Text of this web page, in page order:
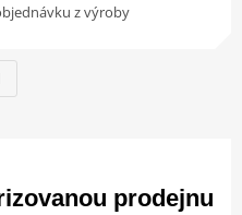
z výroby
prodejnu